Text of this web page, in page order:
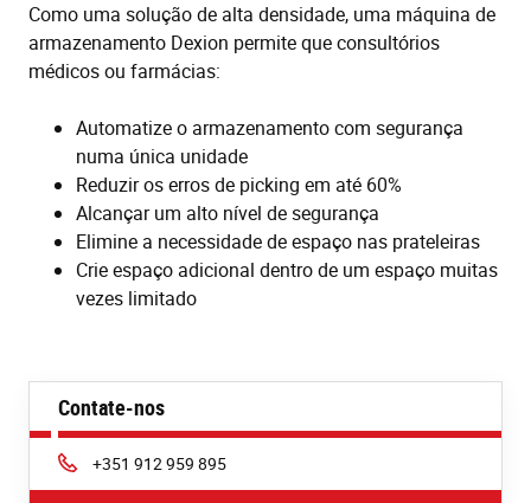
Como uma solução de alta densidade, uma máquina de
armazenamento Dexion permite que consultórios
médicos ou farmácias:
Automatize o armazenamento com segurança
numa única unidade
Reduzir os erros de picking em até 60%
Alcançar um alto nível de segurança
Elimine a necessidade de espaço nas prateleiras
Crie espaço adicional dentro de um espaço muitas
vezes limitado
Contate-nos
Phone:
+351 912 959 895